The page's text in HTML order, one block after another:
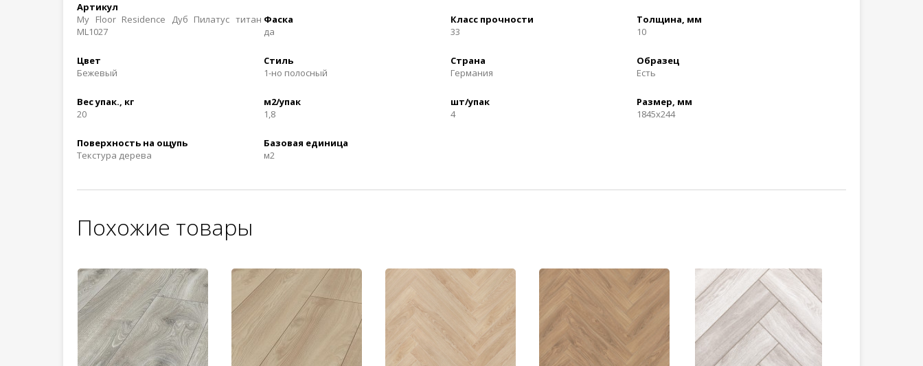
Артикул
My Floor Residence Дуб Пилатус титан
ML1027
Фаска
да
Класс прочности
33
Толщина, мм
10
Цвет
Бежевый
Стиль
1-но полосный
Страна
Германия
Образец
Есть
Вес упак., кг
20
м2/упак
1,8
шт/упак
4
Размер, мм
1845x244
Поверхность на ощупь
Текстура дерева
Базовая единица
м2
Похожие товары